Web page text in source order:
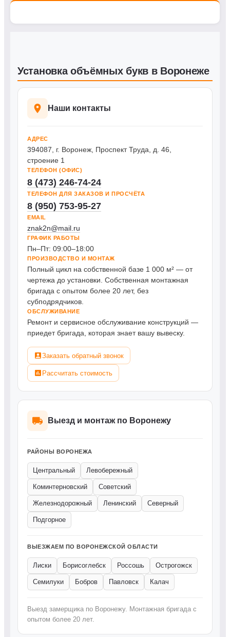
Установка объёмных букв в Воронеже
Наши контакты
АДРЕС
394087, г. Воронеж, Проспект Труда, д. 46,
строение 1
ТЕЛЕФОН (ОФИС)
8 (473) 246-74-24
ТЕЛЕФОН ДЛЯ ЗАКАЗОВ И ПРОСЧЁТА
8 (950) 753-95-27
EMAIL
znak2n@mail.ru
ГРАФИК РАБОТЫ
Пн–Пт: 09:00–18:00
ПРОИЗВОДСТВО И МОНТАЖ
Полный цикл на собственной базе 1 000 м² — от
чертежа до установки. Собственная монтажная
бригада с опытом более 20 лет, без
субподрядчиков.
ОБСЛУЖИВАНИЕ
Ремонт и сервисное обслуживание конструкций —
приедет бригада, которая знает вашу вывеску.
Заказать обратный звонок
Рассчитать стоимость
Выезд и монтаж по Воронежу
РАЙОНЫ ВОРОНЕЖА
Центральный Левобережный
Коминтерновский Советский
Железнодорожный Ленинский Северный
Подгорное
ВЫЕЗЖАЕМ ПО ВОРОНЕЖСКОЙ ОБЛАСТИ
Лиски Борисоглебск Россошь Острогожск
Семилуки Бобров Павловск Калач
Выезд замерщика по Воронежу. Монтажная бригада с
опытом более 20 лет.